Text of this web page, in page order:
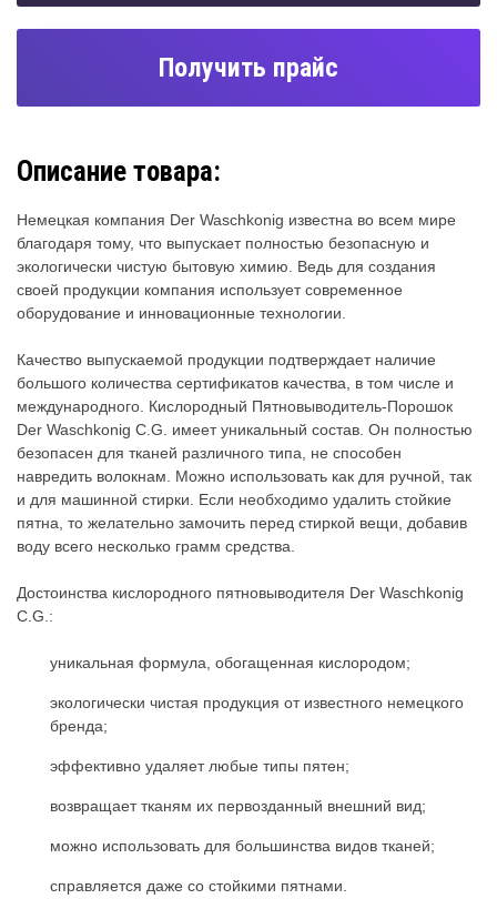
Получить прайс
Описание товара:
Немецкая компания Der Waschkonig известна во всем мире
благодаря тому, что выпускает полностью безопасную и
экологически чистую бытовую химию. Ведь для создания
своей продукции компания использует современное
оборудование и инновационные технологии.
Качество выпускаемой продукции подтверждает наличие
большого количества сертификатов качества, в том числе и
международного. Кислородный Пятновыводитель-Порошок
Der Waschkonig C.G. имеет уникальный состав. Он полностью
безопасен для тканей различного типа, не способен
навредить волокнам. Можно использовать как для ручной, так
и для машинной стирки. Если необходимо удалить стойкие
пятна, то желательно замочить перед стиркой вещи, добавив
воду всего несколько грамм средства.
Достоинства кислородного пятновыводителя Der Waschkonig
C.G.:
уникальная формула, обогащенная кислородом;
экологически чистая продукция от известного немецкого
бренда;
эффективно удаляет любые типы пятен;
возвращает тканям их первозданный внешний вид;
можно использовать для большинства видов тканей;
справляется даже со стойкими пятнами.